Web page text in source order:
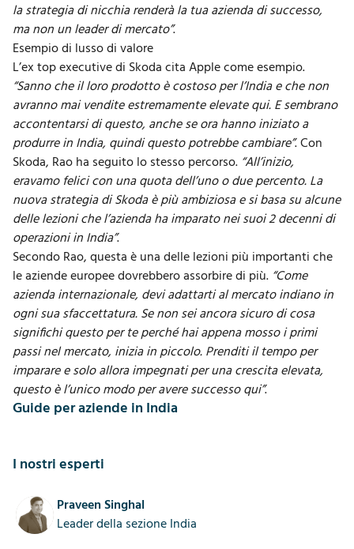
I nostri esperti
Praveen Singhal
Leader della sezione India
la strategia di nicchia renderà la tua azienda di successo,
ma non un leader di mercato”.
Esempio di lusso di valore
L’ex top executive di Skoda cita Apple come esempio.
“Sanno che il loro prodotto è costoso per l’India e che non
avranno mai vendite estremamente elevate qui. E sembrano
accontentarsi di questo, anche se ora hanno iniziato a
produrre in India, quindi questo potrebbe cambiare”. Con
Skoda, Rao ha seguito lo stesso percorso. “All’inizio,
eravamo felici con una quota dell’uno o due percento. La
nuova strategia di Skoda è più ambiziosa e si basa su alcune
delle lezioni che l’azienda ha imparato nei suoi 2 decenni di
operazioni in India”.
Secondo Rao, questa è una delle lezioni più importanti che
le aziende europee dovrebbero assorbire di più. “Come
azienda internazionale, devi adattarti al mercato indiano in
ogni sua sfaccettatura. Se non sei ancora sicuro di cosa
significhi questo per te perché hai appena mosso i primi
passi nel mercato, inizia in piccolo. Prenditi il tempo per
imparare e solo allora impegnati per una crescita elevata,
questo è l’unico modo per avere successo qui”.
Guide per aziende in India